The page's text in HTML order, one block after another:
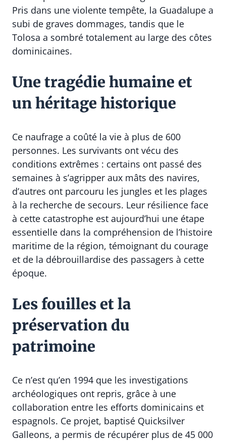
Pris dans une violente tempête, la Guadalupe a
subi de graves dommages, tandis que le
Tolosa a sombré totalement au large des côtes
dominicaines.
Une tragédie humaine et
un héritage historique
Ce naufrage a coûté la vie à plus de 600
personnes. Les survivants ont vécu des
conditions extrêmes : certains ont passé des
semaines à s’agripper aux mâts des navires,
d’autres ont parcouru les jungles et les plages
à la recherche de secours. Leur résilience face
à cette catastrophe est aujourd’hui une étape
essentielle dans la compréhension de l’histoire
maritime de la région, témoignant du courage
et de la débrouillardise des passagers à cette
époque.
Les fouilles et la
préservation du
patrimoine
Ce n’est qu’en 1994 que les investigations
archéologiques ont repris, grâce à une
collaboration entre les efforts dominicains et
espagnols. Ce projet, baptisé Quicksilver
Galleons, a permis de récupérer plus de 45 000